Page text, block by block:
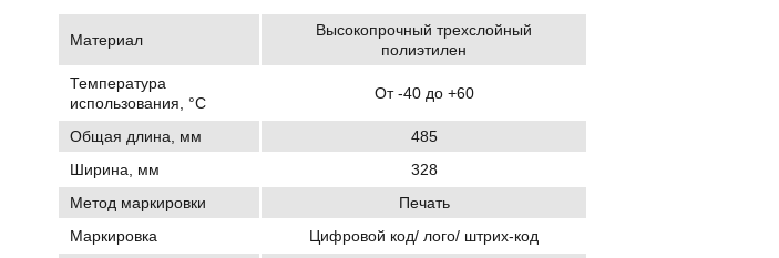
Материал
Высокопрочный трехслойный
полиэтилен
Температура
использования, °C
От -40 до +60
Общая длина, мм
485
Ширина, мм
328
Метод маркировки
Печать
Маркировка
Цифровой код/ лого/ штрих-код